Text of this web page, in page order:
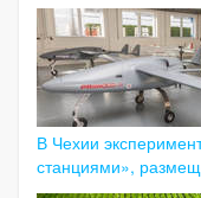
В Чехии
станциями»,